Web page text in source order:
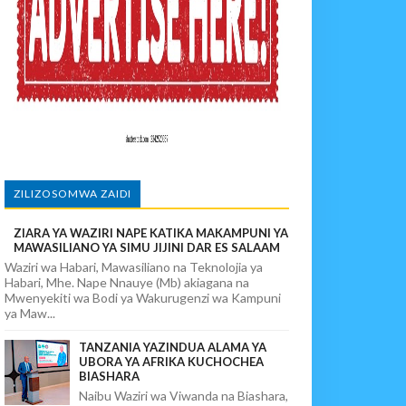
Laana Ya Ardhi Ilipondolewa
Na Mahaba Iliporudisha Heshima
Wa Chuma Ulete
ZILIZOSOMWA ZAIDI
ZIARA YA WAZIRI NAPE KATIKA MAKAMPUNI YA
MAWASILIANO YA SIMU JIJINI DAR ES SALAAM
Waziri wa Habari, Mawasiliano na Teknolojia ya
Habari, Mhe. Nape Nnauye (Mb) akiagana na
Mwenyekiti wa Bodi ya Wakurugenzi wa Kampuni
ya Maw...
TANZANIA YAZINDUA ALAMA YA
UBORA YA AFRIKA KUCHOCHEA
BIASHARA
Naibu Waziri wa Viwanda na Biashara,